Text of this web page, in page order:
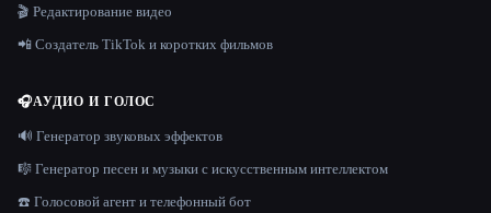
🎬 Редактирование видео
📲 Создатель TikTok и коротких фильмов
🎧АУДИО И ГОЛОС
🔊 Генератор звуковых эффектов
🎼 Генератор песен и музыки с искусственным интеллектом
☎️ Голосовой агент и телефонный бот